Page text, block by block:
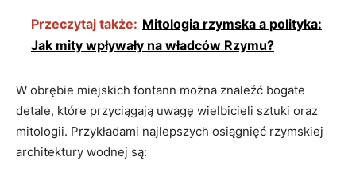
Przeczytaj także: Mitologia rzymska a polityka:
Jak mity wpływały na władców Rzymu?
W obrębie miejskich fontann można znaleźć bogate
detale, które przyciągają uwagę wielbicieli sztuki oraz
mitologii. Przykładami najlepszych osiągnięć rzymskiej
architektury wodnej są: